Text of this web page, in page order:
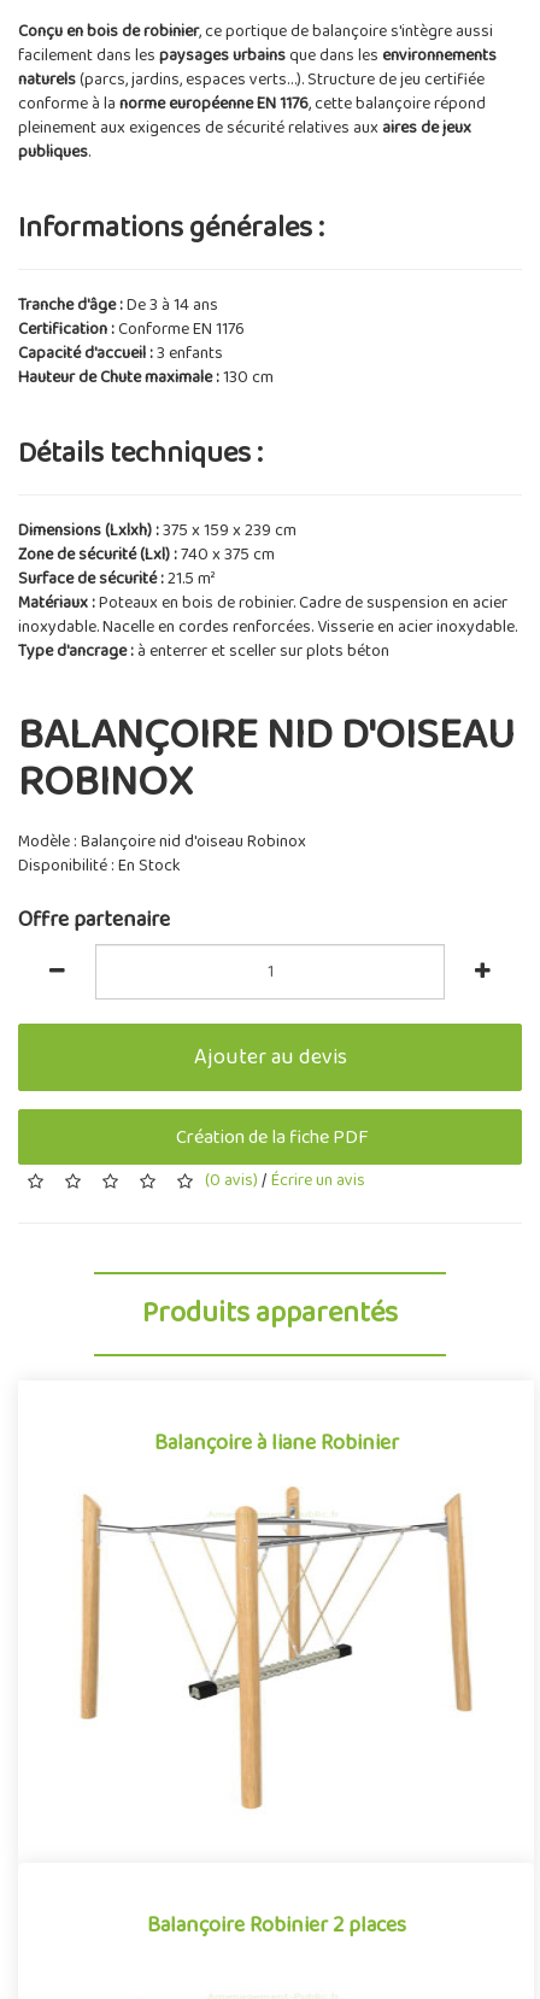
Conçu en bois de robinier, ce portique de balançoire s'intègre aussi
facilement dans lespaysages urbainsque dans lesenvironnements
naturels(parcs, jardins, espaces verts…). Structure de jeu certifiée
conforme à lanorme européenne EN 1176, cette balançoire répond
pleinement aux exigences de sécurité relatives aux aires de jeux
publiques.
Informations générales :
Tranche d'âge :De 3 à 14 ans
Certification :Conforme EN 1176
Capacité d'accueil :3 enfants
Hauteur de Chute maximale :130 cm
Détails techniques :
Dimensions (Lxlxh) :375 x 159 x 239 cm
Zone de sécurité (Lxl) :740 x 375 cm
Surface de sécurité :21.5 m²
Matériaux :Poteaux en bois de robinier. Cadre de suspension en acier
inoxydable. Nacelle en cordes renforcées. Visserie en acier inoxydable.
Type d'ancrage :à enterrer et sceller sur plots béton
BALANÇOIRE NID D'OISEAU
ROBINOX
Modèle : Balançoire nid d'oiseau Robinox
Disponibilité : En Stock
Offre partenaire
Ajouter au devis
Création de la fiche PDF
(0 avis)/Écrire un avis
Produits apparentés
Balançoire à liane Robinier
Balançoire à liane Robinier
Portique de balançoire en robinier sur laquelle est suspendu un
large et épais tronçon de cordes tressées pouvant accueillir ..
Offre partenaire
Balançoire Robinier 2 places